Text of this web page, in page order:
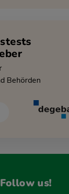
Behörden
Follow us!